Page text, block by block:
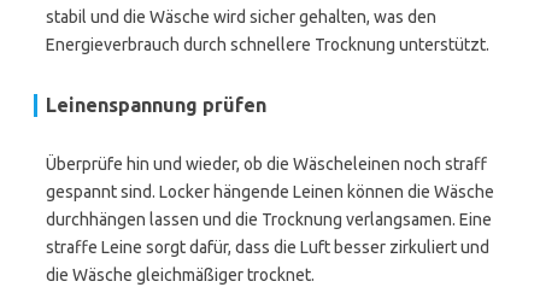
stabil und die Wäsche wird sicher gehalten, was den
Energieverbrauch durch schnellere Trocknung unterstützt.
Leinenspannung prüfen
Überprüfe hin und wieder, ob die Wäscheleinen noch straff
gespannt sind. Locker hängende Leinen können die Wäsche
durchhängen lassen und die Trocknung verlangsamen. Eine
straffe Leine sorgt dafür, dass die Luft besser zirkuliert und
die Wäsche gleichmäßiger trocknet.